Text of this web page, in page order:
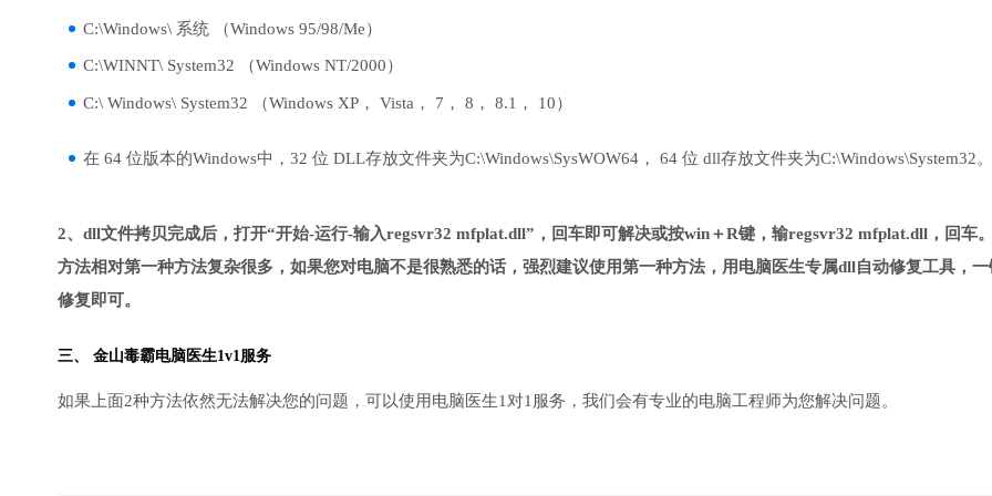
C:\Windows\ 系统 （Windows 95/98/Me）
C:\WINNT\ System32 （Windows NT/2000）
C:\ Windows\ System32 （Windows XP， Vista， 7， 8， 8.1， 10）
在 64 位版本的Windows中，32 位 DLL存放文件夹为C:\Windows\SysWOW64， 64 位 dll存放文件夹为C:\Windows\System32。
2、dll文件拷贝完成后，打开“开始-运行-输入regsvr32 mfplat.dll”，回车即可解决或按win＋R键，输regsvr32 mfplat.dll，回车
方法相对第一种方法复杂很多，如果您对电脑不是很熟悉的话，强烈建议使用第一种方法，用电脑医生专属dll自动修复工具，一
修复即可。
三、 金山毒霸电脑医生1v1服务
如果上面2种方法依然无法解决您的问题，可以使用电脑医生1对1服务，我们会有专业的电脑工程师为您解决问题。